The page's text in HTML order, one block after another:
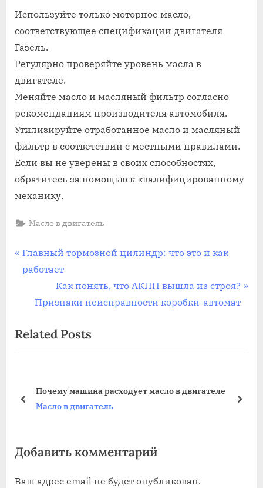
Используйте только моторное масло,
соответствующее спецификации двигателя
Газель.
Регулярно проверяйте уровень масла в
двигателе.
Меняйте масло и масляный фильтр согласно
рекомендациям производителя автомобиля.
Утилизируйте отработанное масло и масляный
фильтр в соответствии с местными правилами.
Если вы не уверены в своих способностях,
обратитесь за помощью к квалифицированному
механику.
Масло в двигатель
Навигация
по
записям
P
r
o
u
o
:
Главный тормозной цилиндр: что это и как
работает
N
e
P
Как понять, что АКПП вышла из строя?
Признаки неисправности коробки-автомат
Related Posts
Почему машина расходует масло в двигателе
Масло в двигатель
prev next
Добавить комментарий
Ваш адрес email не будет опубликован.